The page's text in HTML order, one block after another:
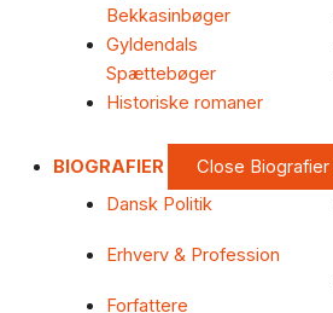
Bekkasinbøger
Gyldendals
Spættebøger
Historiske romaner
BIOGRAFIER Close Biografier
Dansk Politik
Erhverv & Profession
Forfattere